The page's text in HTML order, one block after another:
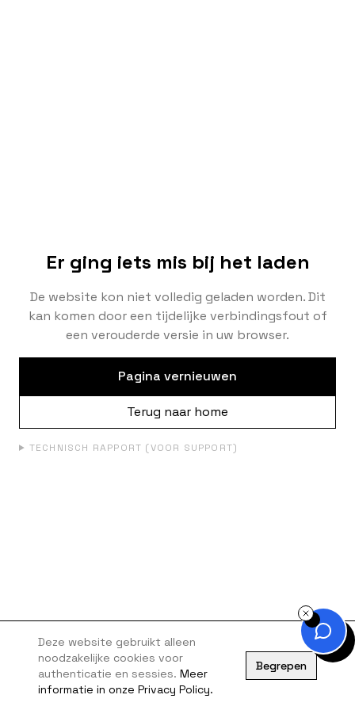
Er ging iets mis bij het laden
De website kon niet volledig geladen worden. Dit
kan komen door een tijdelijke verbindingsfout of
een verouderde versie in uw browser.
Pagina vernieuwen
Terug naar home
TECHNISCH RAPPORT (VOOR SUPPORT)
Deze website gebruikt alleen
noodzakelijke cookies voor
authenticatie en sessies. Meer
informatie in onze Privacy Policy.
Begrepen